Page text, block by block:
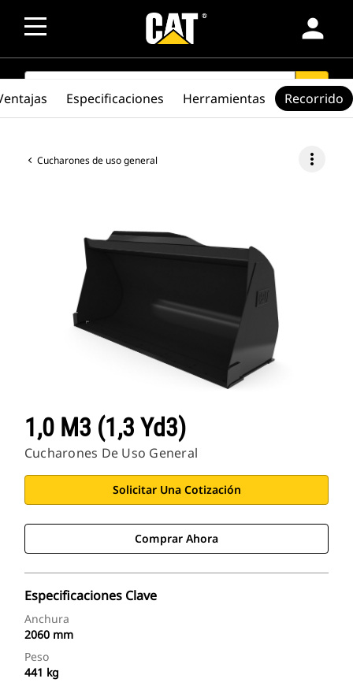
person
SEARCH search
Cucharones de uso general more_vert
1,0 M3 (1,3 Yd3)
Cucharones De Uso General
Solicitar Una Cotización
Comprar Ahora
Especificaciones Clave
Anchura
2060 mm
Peso
441 kg
Especificaciones Herramientas Recorrido